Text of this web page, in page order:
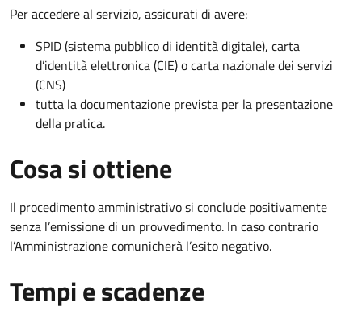
Per accedere al servizio, assicurati di avere:
SPID (sistema pubblico di identità digitale), carta
d’identità elettronica (CIE) o carta nazionale dei servizi
(CNS)
tutta la documentazione prevista per la presentazione
della pratica.
Cosa si ottiene
Il procedimento amministrativo si conclude positivamente
senza l’emissione di un provvedimento. In caso contrario
l’Amministrazione comunicherà l’esito negativo.
Tempi e scadenze